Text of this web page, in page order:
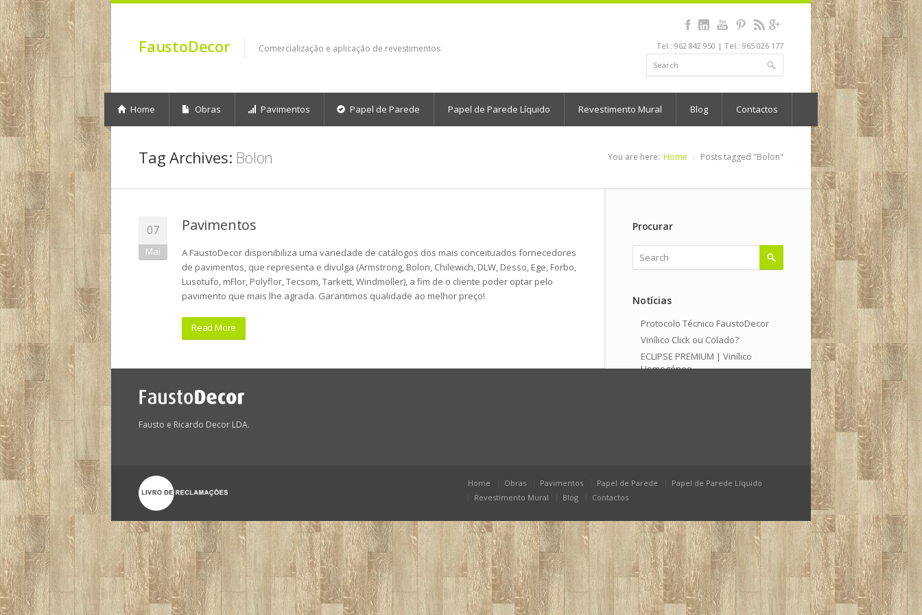
FaustoDecor Comercialização e aplicação de revestimentos Tel.: 962 842 950 | Tel.: 965 026 177
Home Obras Pavimentos Papel de Parede Papel de Parede Líquido Revestimento Mural Blog Contactos
Tag Archives: Bolon You are here: Home Posts tagged "Bolon"
07
Mai
Pavimentos
A FaustoDecor disponibiliza uma variedade de catálogos dos mais conceituados fornecedores
de pavimentos, que representa e divulga (Armstrong, Bolon, Chilewich, DLW, Desso, Ege, Forbo,
Lusotufo, mFlor, Polyflor, Tecsom, Tarkett, Windmöller), a fim de o cliente poder optar pelo
pavimento que mais lhe agrada. Garantimos qualidade ao melhor preço!
Read More
Procurar
Notícias
Protocolo Técnico FaustoDecor
Vinílico Click ou Colado?
ECLIPSE PREMIUM | Vinílico
Homogéneo
Janeiro 2025
Março 2024
Janeiro 2024
Outubro 2023
Julho 2023
Março 2023
Fevereiro 2023
Fausto e Ricardo Decor LDA.
Home Obras Pavimentos Papel de Parede
Papel de Parede Líquido
Revestimento Mural
Blog Contactos